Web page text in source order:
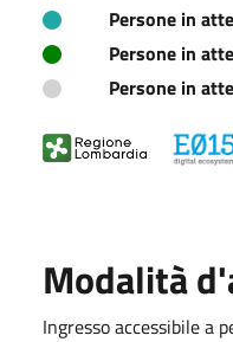
Persone in
Persone in
Persone in
Modalità
Ingresso accessibile a